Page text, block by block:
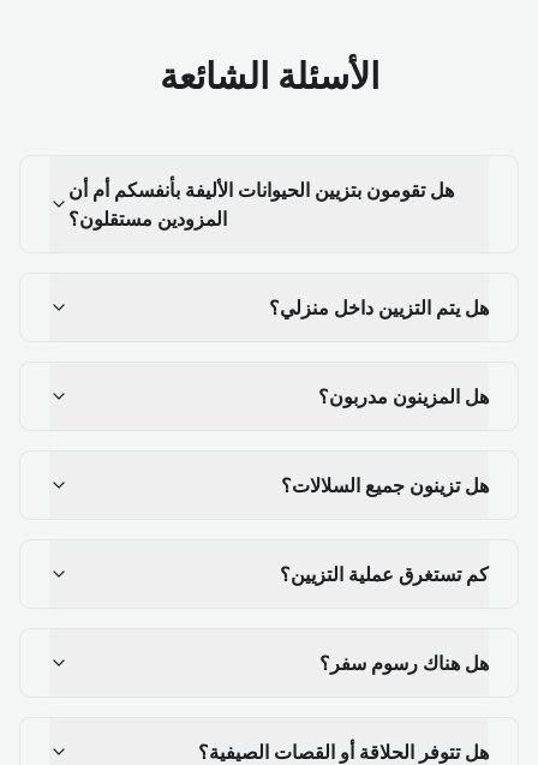
الأسئلة الشائعة
هل تقومون بتزيين الحيوانات الأليفة بأنفسكم أم أن
المزودين مستقلون؟
هل يتم التزيين داخل منزلي؟
هل المزينون مدربون؟
هل تزينون جميع السلالات؟
كم تستغرق عملية التزيين؟
هل هناك رسوم سفر؟
هل تتوفر الحلاقة أو القصات الصيفية؟